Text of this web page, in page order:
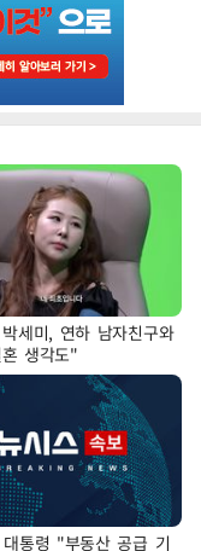
세미, 연하 남자친구와
생각도"
통령 "부동산 공급 기